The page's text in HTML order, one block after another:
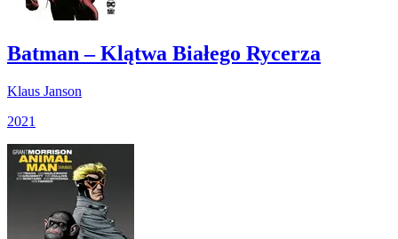
Batman – Klątwa Białego Rycerza
Klaus Janson
2021